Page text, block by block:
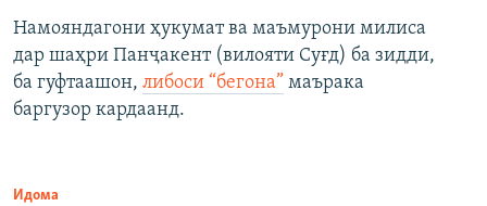
Намояндагони ҳукумат ва маъмурони милиса
дар шаҳри Панҷакент (вилояти Суғд) ба зидди,
ба гуфтаашон, либоси “бегона” маърака
баргузор кардаанд.
Идома